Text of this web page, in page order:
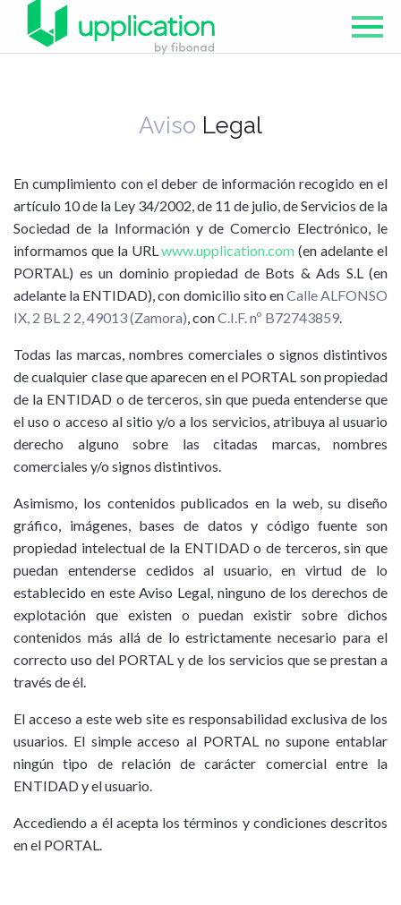
Aviso Legal
En cumplimiento con el deber de información recogido en el
artículo 10 de la Ley 34/2002, de 11 de julio, de Servicios de la
Sociedad de la Información y de Comercio Electrónico, le
informamos que la URLwww.upplication.com (en adelante el
PORTAL) es un dominio propiedad de Bots & Ads S.L (en
adelante la ENTIDAD), con domicilio sito enCalle ALFONSO
IX, 2 BL 2 2, 49013 (Zamora) , conC.I.F. nº B72743859
Todas las marcas, nombres comerciales o signos distintivos
de cualquier clase que aparecen en el PORTAL son propiedad
de la ENTIDAD o de terceros, sin que pueda entenderse que
el uso o acceso al sitio y/o a los servicios, atribuya al usuario
derecho alguno sobre las citadas marcas, nombres
comerciales y/o signos distintivos.
Asimismo, los contenidos publicados en la web, su diseño
gráfico, imágenes, bases de datos y código fuente son
propiedad intelectual de la ENTIDAD o de terceros, sin que
puedan entenderse cedidos al usuario, en virtud de lo
establecido en este Aviso Legal, ninguno de los derechos de
explotación que existen o puedan existir sobre dichos
contenidos más allá de lo estrictamente necesario para el
correcto uso del PORTAL y de los servicios que se prestan a
través de él.
El acceso a este web site es responsabilidad exclusiva de los
usuarios. El simple acceso al PORTAL no supone entablar
ningún tipo de relación de carácter comercial entre la
ENTIDAD y el usuario.
Accediendo a él acepta los términos y condiciones descritos
en el PORTAL.